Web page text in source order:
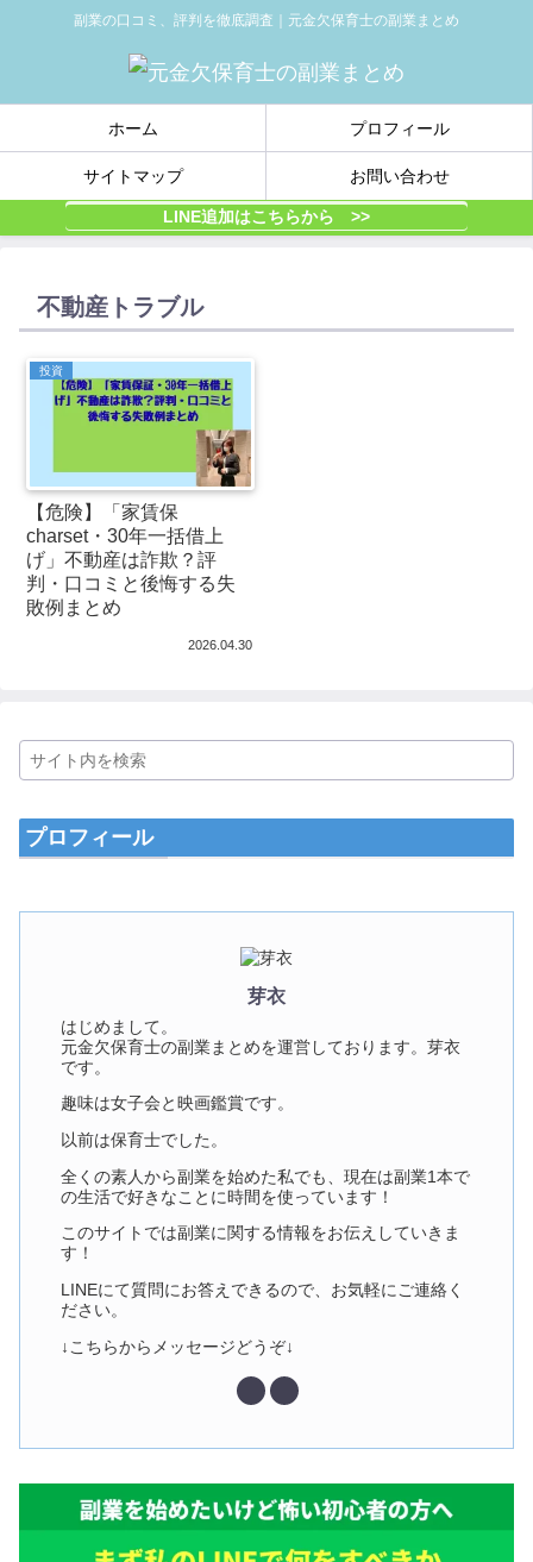
副業の口コミ、評判を徹底調査｜元金欠保育士の副業まとめ
ホーム プロフィール
サイトマップ お問い合わせ
LINE追加はこちらから >>
不動産トラブル
投資
【危険】「家賃保
charset・30年一括借上
げ」不動産は詐欺？評
判・口コミと後悔する失
敗例まとめ
2026.04.30
プロフィール
芽衣
はじめまして。
元金欠保育士の副業まとめを運営しております。芽衣
です。
趣味は女子会と映画鑑賞です。
以前は保育士でした。
全くの素人から副業を始めた私でも、現在は副業1本で
の生活で好きなことに時間を使っています！
このサイトでは副業に関する情報をお伝えしていきま
す！
LINEにて質問にお答えできるので、お気軽にご連絡く
ださい。
↓こちらからメッセージどうぞ↓